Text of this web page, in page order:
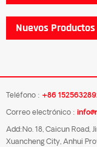
Nuevos Productos
Teléfono : +86
Correo electrónico :
Add:No. 18, Caicun Road,
Xuancheng City, Anhui